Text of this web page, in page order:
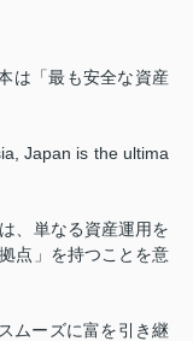
は「最も安全な資産
Japan is the ultima
、単なる資産運用を
点」を持つことを意
ムーズに富を引き継